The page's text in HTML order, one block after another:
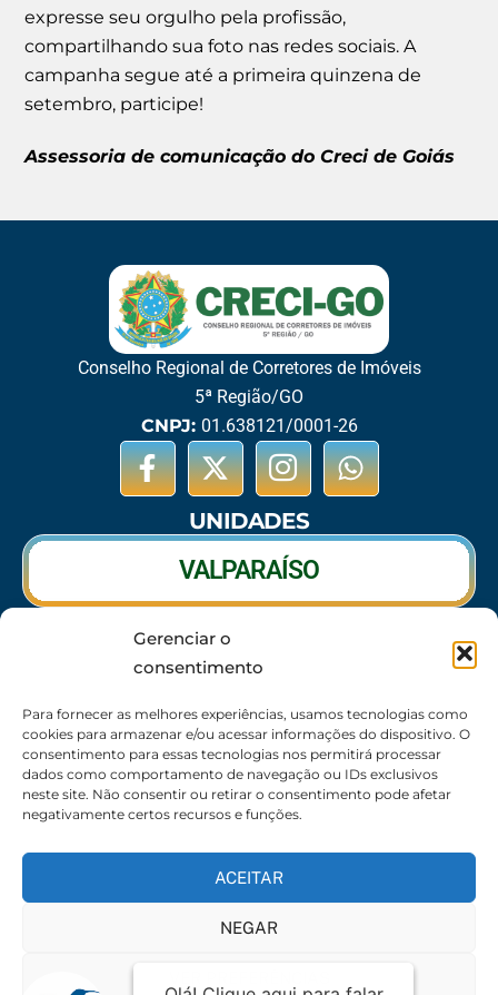
Gerenciar o
consentimento
Para fornecer as melhores experiências, usamos tecnologias como
cookies para armazenar e/ou acessar informações do dispositivo. O
consentimento para essas tecnologias nos permitirá processar
dados como comportamento de navegação ou IDs exclusivos
neste site. Não consentir ou retirar o consentimento pode afetar
negativamente certos recursos e funções.
ACEITAR
NEGAR
expresse seu orgulho pela profissão,
compartilhando sua foto nas redes sociais. A
campanha segue até a primeira quinzena de
setembro, participe!
Assessoria de comunicação do Creci de Goiás
Conselho Regional de Corretores de Imóveis
5ª Região/GO
CNPJ: 01.638121/0001-26
UNIDADES
VALPARAÍSO
RIO VERDE
CALDAS NOVAS
SEDE
62 3095-6530 / 62 3236-7350 / 62 99643-1994
(Somente WhatsApp)
Rua 56 – Palácio dos Colibris, N° 390,
Jardim Goiás, Goiânia-GO, CEP 74810240